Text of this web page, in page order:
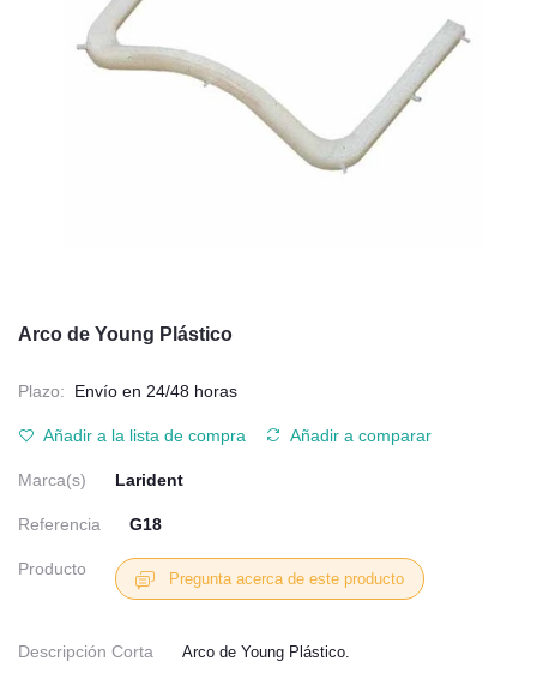
Arco de Young Plástico
Plazo: Envío en 24/48 horas
Añadir a la lista de compra Añadir a comparar
Marca(s) Larident
Referencia G18
Producto
Pregunta acerca de este producto
Descripción Corta Arco de Young Plástico.